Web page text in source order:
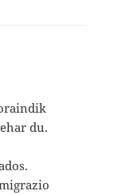
du.